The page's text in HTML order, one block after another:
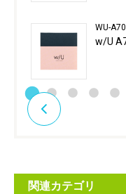
WU-
w/U
関連カテゴリ